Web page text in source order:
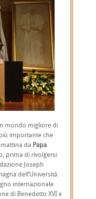
mondo migliore di
importante che
da Papa
prima di rivolgersi
Joseph
dell’Università
internazionale
di Benedetto XVI e